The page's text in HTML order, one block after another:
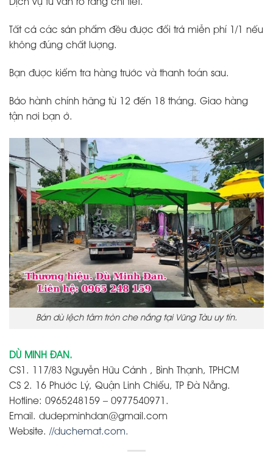
Dịch vụ tư vấn rõ ràng chi tiết.
Tất cả các sản phẩm đều được đổi trả miễn phí 1/1 nếu
không đúng chất lượng.
Bạn được kiểm tra hàng trước và thanh toán sau.
Bảo hành chính hãng từ 12 đến 18 tháng. Giao hàng
tận nơi bạn ở.
Bán dù lệch tâm tròn che nắng tại Vũng Tàu uy tín.
DÙ MINH ĐAN.
CS1. 117/83 Nguyễn Hữu Cảnh , Bình Thạnh, TPHCM
CS 2. 16 Phước Lý, Quận Linh Chiểu, TP Đà Nẵng.
Hotline: 0965248159 – 0977540971.
Email. dudepminhdan@gmail.com
Website. //duchemat.com.